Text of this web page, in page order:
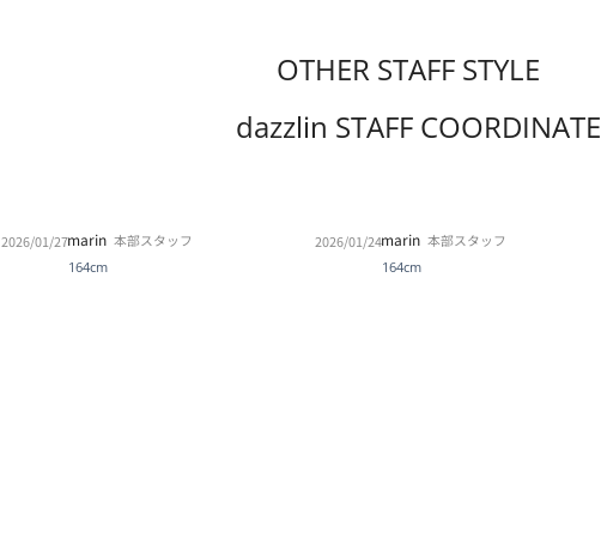
OTHER STAFF STYLE
dazzlin STAFF COORDINATE
2026/01/27marin 本部スタッフ 2026/01/24
164cm
marin 本部スタッフ
164cm